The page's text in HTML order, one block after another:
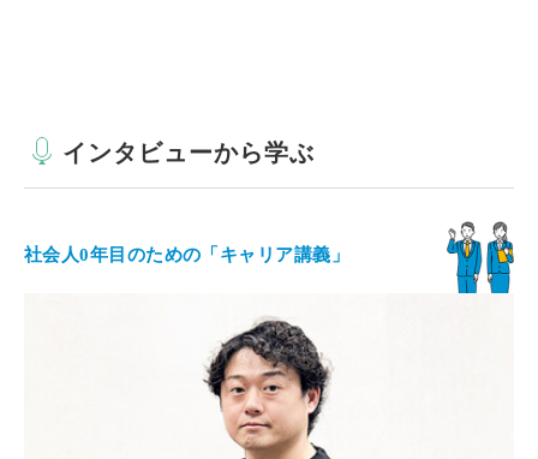
インタビューから学ぶ
社会人0年目のための「キャリア講義」